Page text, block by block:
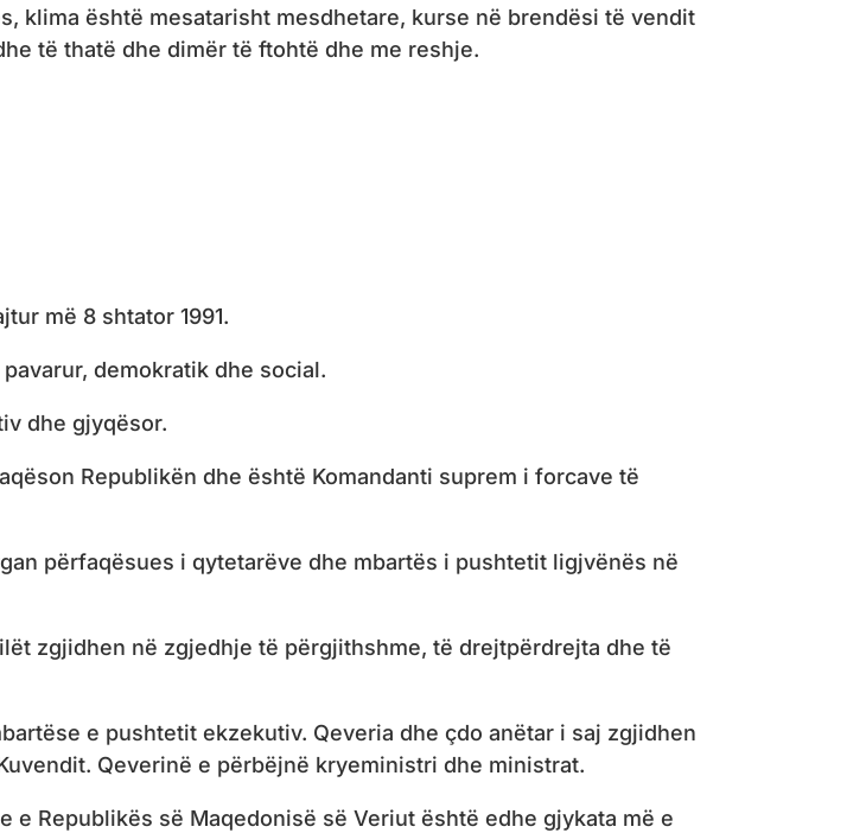
klima është mesatarisht mesdhetare, kurse në brendësi të vendit
të thatë dhe dimër të ftohtë dhe me reshje.
më 8 shtator 1991.
demokratik dhe social.
dhe gjyqësor.
Republikën dhe është Komandanti suprem i forcave të
përfaqësues i qytetarëve dhe mbartës i pushtetit ligjvënës në
zgjidhen në zgjedhje të përgjithshme, të drejtpërdrejta dhe të
e pushtetit ekzekutiv. Qeveria dhe çdo anëtar i saj zgjidhen
Qeverinë e përbëjnë kryeministri dhe ministrat.
e Republikës së Maqedonisë së Veriut është edhe gjykata më e